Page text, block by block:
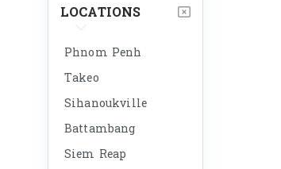
LOCATIONS
Phnom Penh
Takeo
Sihanoukville
Battambang
Siem Reap